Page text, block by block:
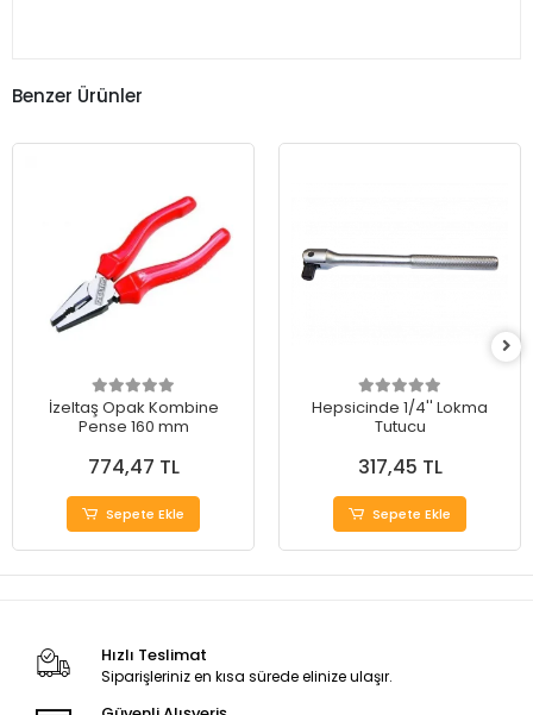
Benzer Ürünler
İzeltaş Opak Kombine
Pense 160 mm
774,47 TL
Sepete Ekle
Hepsicinde 1/4'' Lokma
Tutucu
317,45 TL
Sepete Ekle
Hızlı Teslimat
Siparişleriniz en kısa sürede elinize ulaşır.